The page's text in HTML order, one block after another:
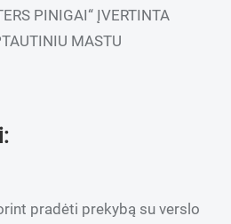
PINIGAI“ ĮVERTINTA
MASTU
pradėti prekybą su verslo